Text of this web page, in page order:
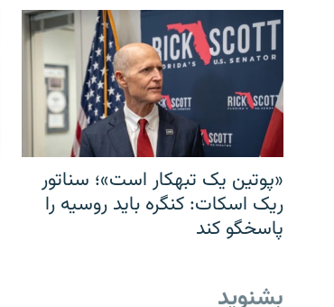
«پوتین یک تبهکار است»؛ سناتور
ریک اسکات: کنگره باید روسیه را
پاسخگو کند
بشنوید